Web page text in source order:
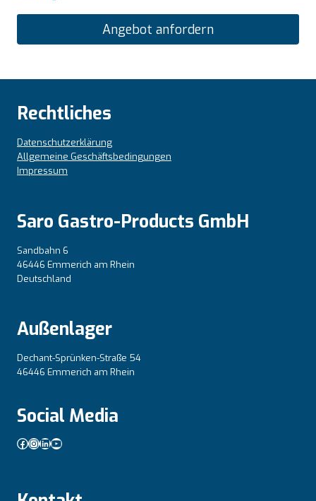
Angebot anfordern
Rechtliches
Datenschutzerklärung
Allgemeine Geschäftsbedingungen
Impressum
Saro Gastro-Products GmbH
Sandbahn 6
46446 Emmerich am Rhein
Deutschland
Außenlager
Dechant-Sprünken-Straße 54
46446 Emmerich am Rhein
Social Media
Facebook
Instagram
LinkedIn
YouTube